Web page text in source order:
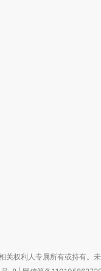
权利人专属所有或持有。